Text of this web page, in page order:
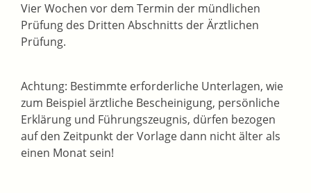
Vier Wochen vor dem Termin der mündlichen
Prüfung des Dritten Abschnitts der Ärztlichen
Prüfung.
Achtung: Bestimmte erforderliche Unterlagen, wie
zum Beispiel ärztliche Bescheinigung, persönliche
Erklärung und Führungszeugnis, dürfen bezogen
auf den Zeitpunkt der Vorlage dann nicht älter als
einen Monat sein!